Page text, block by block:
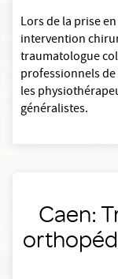
Lors de la prise
intervention
traumatologue
professionnels
les
généralistes.
Caen: